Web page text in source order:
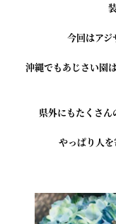
今回はアジ
沖縄でもあじさい園
県外にもたくさん
やっぱり人